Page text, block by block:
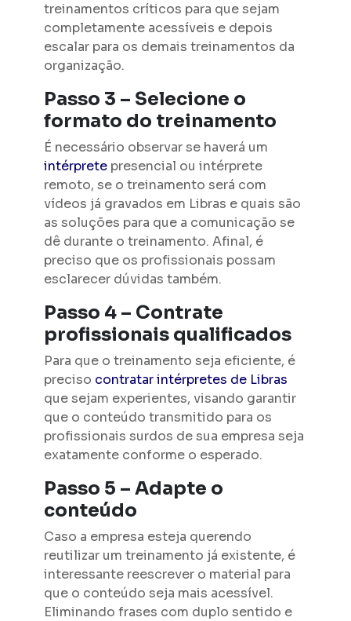
treinamentos críticos para que sejam
completamente acessíveis e depois
escalar para os demais treinamentos da
organização.
Passo 3 – Selecione o
formato do treinamento
É necessário observar se haverá um
intérprete presencial ou intérprete
remoto, se o treinamento será com
vídeos já gravados em Libras e quais são
as soluções para que a comunicação se
dê durante o treinamento. Afinal, é
preciso que os profissionais possam
esclarecer dúvidas também.
Passo 4 – Contrate
profissionais qualificados
Para que o treinamento seja eficiente, é
preciso contratar intérpretes de Libras
que sejam experientes, visando garantir
que o conteúdo transmitido para os
profissionais surdos de sua empresa seja
exatamente conforme o esperado.
Passo 5 – Adapte o
conteúdo
Caso a empresa esteja querendo
reutilizar um treinamento já existente, é
interessante reescrever o material para
que o conteúdo seja mais acessível.
Eliminando frases com duplo sentido e